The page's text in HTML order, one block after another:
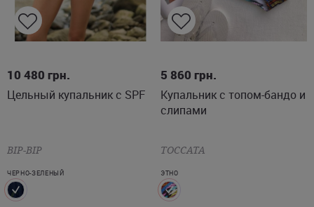
10 480 грн.
Цельный купальник с SPF
BIP-BIP
ЧЕРНО-ЗЕЛЕНЫЙ
5 860 грн.
Купальник с топом-бандо и
слипами
TOCCATA
ЭТНО